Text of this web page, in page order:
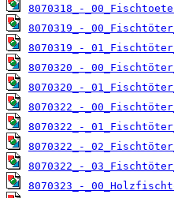
8070318_-
8070319_-
8070319_-
8070320_-
8070320_-
8070322_-
8070322_-
8070322_-
8070322_-
8070323_-